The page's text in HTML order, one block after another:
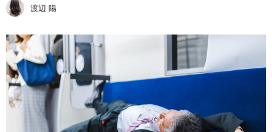
渡辺 陽